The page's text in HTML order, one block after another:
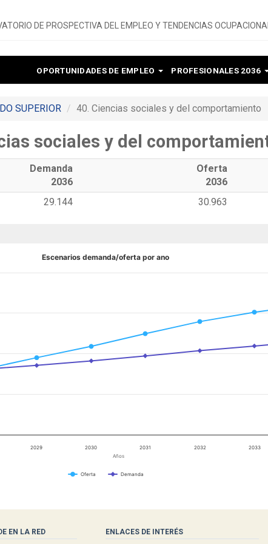
DE PROSPECTIVA DEL EMPLEO Y TENDENCIAS
OPORTUNIDADES DE EMPLEO PROFESIONALES 2036
SUPERIOR 40. Ciencias sociales y del comportamiento
sociales y del
Demanda
2036
Oferta
2036
29.144 30.963
Años
Escenarios demanda/oferta por ano
Oferta Demanda
2029 2030 2031 2032 2033
EN LA RED ENLACES DE INTERÉS